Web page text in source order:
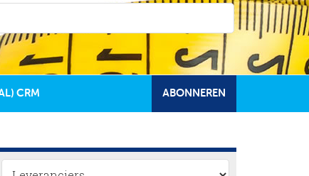
CRM ABONNEREN